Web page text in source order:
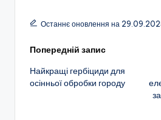
Останнє оновлення на
Навігація
по
Попередній запис
Найкращі гербіциди для
осінньої обробки городу